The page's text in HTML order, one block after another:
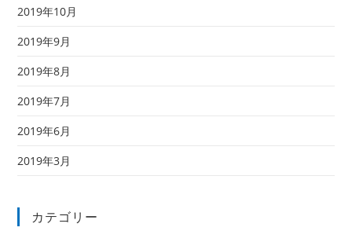
2019年10月
2019年9月
2019年8月
2019年7月
2019年6月
2019年3月
カテゴリー